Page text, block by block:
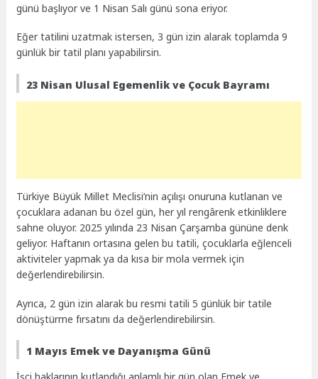
günü başlıyor ve 1 Nisan Salı günü sona eriyor.
Eğer tatilini uzatmak istersen, 3 gün izin alarak toplamda 9
günlük bir tatil planı yapabilirsin.
23 Nisan Ulusal Egemenlik ve Çocuk Bayramı
Türkiye Büyük Millet Meclisi’nin açılışı onuruna kutlanan ve
çocuklara adanan bu özel gün, her yıl rengârenk etkinliklere
sahne oluyor. 2025 yılında 23 Nisan Çarşamba gününe denk
geliyor. Haftanın ortasına gelen bu tatili, çocuklarla eğlenceli
aktiviteler yapmak ya da kısa bir mola vermek için
değerlendirebilirsin.
Ayrıca, 2 gün izin alarak bu resmi tatili 5 günlük bir tatile
dönüştürme fırsatını da değerlendirebilirsin.
1 Mayıs Emek ve Dayanışma Günü